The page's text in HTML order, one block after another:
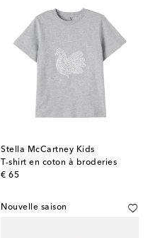
Stella McCartney Kids
T-shirt en coton à broderies
€ 65
original price
Nouvelle saison